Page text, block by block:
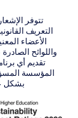
تتوفر
التعريف
الأعضاء
واللوائح
تقديم أي
المؤسسة
بشكل